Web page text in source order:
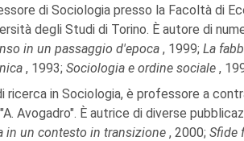
di Sociologia presso la Facoltà di
degli Studi di Torino. È autore di
in un passaggio d'epoca , 1999; La
, 1993; Sociologia e ordine sociale ,
ricerca in Sociologia, è professore a
Avogadro". È autrice di diverse
in un contesto in transizione , 2000; Sfide